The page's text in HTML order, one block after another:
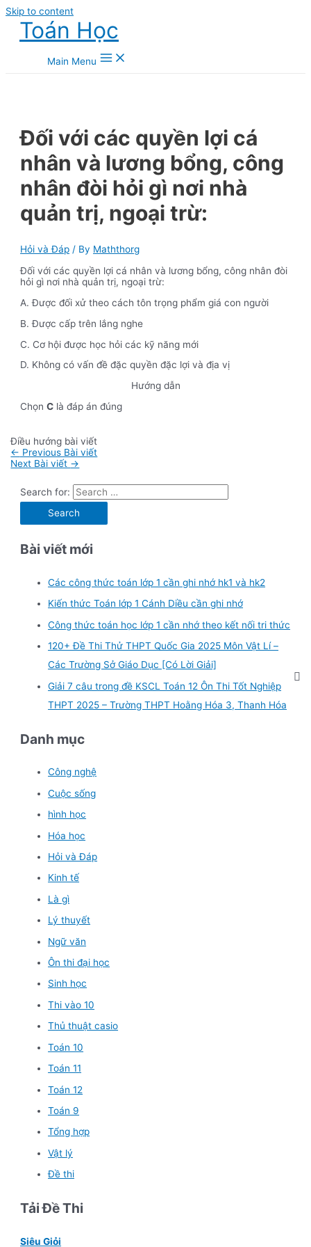
Skip to content
Toán Học
Main Menu
Đối với các quyền lợi cá
nhân và lương bổng, công
nhân đòi hỏi gì nơi nhà
quản trị, ngoại trừ:
Hỏi và Đáp / By Maththorg
Đối với các quyền lợi cá nhân và lương bổng, công nhân đòi
hỏi gì nơi nhà quản trị, ngoại trừ:
A. Được đối xử theo cách tôn trọng phẩm giá con người
B. Được cấp trên lắng nghe
C. Cơ hội được học hỏi các kỹ năng mới
D. Không có vấn đề đặc quyền đặc lợi và địa vị
Hướng dẫn
ChọnC là đáp án đúng
Điều hướng bài viết
← Previous Bài viết
Next Bài viết →
Search for:
Bài viết mới
Các công thức toán lớp 1 cần ghi nhớ hk1 và hk2
Kiến thức Toán lớp 1 Cánh Diều cần ghi nhớ
Công thức toán học lớp 1 cần nhớ theo kết nối tri thức
120+ Đề Thi Thử THPT Quốc Gia 2025 Môn Vật Lí –
Các Trường Sở Giáo Dục [Có Lời Giải]
Giải 7 câu trong đề KSCL Toán 12 Ôn Thi Tốt Nghiệp
THPT 2025 – Trường THPT Hoằng Hóa 3, Thanh Hóa
Danh mục
Công nghệ
Cuộc sống
hình học
Hóa học
Hỏi và Đáp
Kinh tế
Là gì
Lý thuyết
Ngữ văn
Ôn thi đại học
Sinh học
Thi vào 10
Thủ thuật casio
Toán 10
Toán 11
Toán 12
Toán 9
Tổng hợp
Vật lý
Đề thi
Tải Đề Thi
Siêu Giỏi